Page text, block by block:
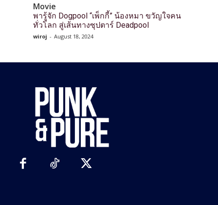
Movie
พารู้จัก Dogpool “เพ็กกี้” น้องหมา ขวัญใจคน
ทั่วโลก สู่เส้นทางซุปตาร์ Deadpool
wiroj - August 18, 2024